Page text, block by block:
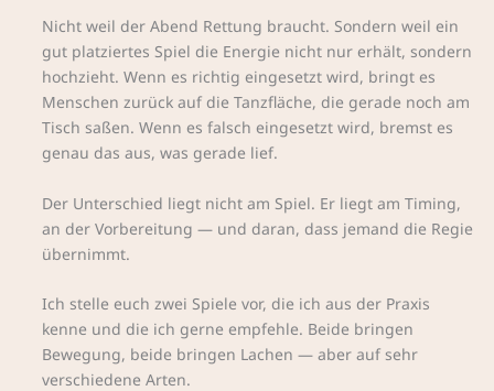
Nicht weil der Abend Rettung braucht. Sondern weil ein
gut platziertes Spiel die Energie nicht nur erhält, sondern
hochzieht. Wenn es richtig eingesetzt wird, bringt es
Menschen zurück auf die Tanzfläche, die gerade noch am
Tisch saßen. Wenn es falsch eingesetzt wird, bremst es
genau das aus, was gerade lief.
Der Unterschied liegt nicht am Spiel. Er liegt am Timing,
an der Vorbereitung — und daran, dass jemand die Regie
übernimmt.
Ich stelle euch zwei Spiele vor, die ich aus der Praxis
kenne und die ich gerne empfehle. Beide bringen
Bewegung, beide bringen Lachen — aber auf sehr
verschiedene Arten.